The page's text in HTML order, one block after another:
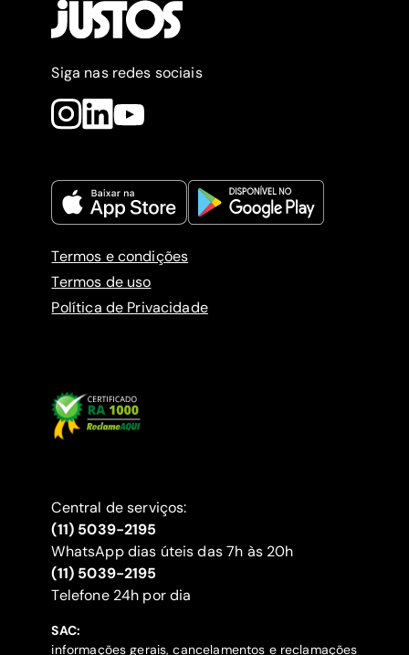
Siga nas redes sociais
Termos e condições
Termos de uso
Política de Privacidade
Central de serviços:
(11) 5039-2195
WhatsApp dias úteis das 7h às 20h
(11) 5039-2195
‍Telefone 24h por dia
SAC:
informações gerais, cancelamentos e reclamações